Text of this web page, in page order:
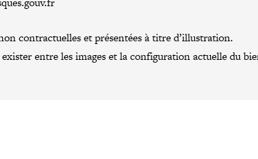
contractuelles et présentées à titre d’illustration.
entre les images et la configuration actuelle du